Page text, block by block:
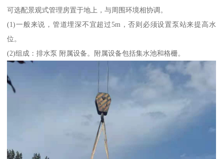
可选配景观式管理房置于地上，与周围环境相协调。
(1)一般来说，管道埋深不宜超过5m，否则必须设置泵站来提高水
位。
(2)组成：排水泵 附属设备。附属设备包括集水池和格栅。